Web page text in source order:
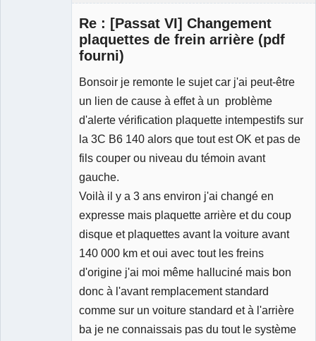
Re : [Passat VI] Changement
plaquettes de frein arrière (pdf
fourni)
Bonsoir je remonte le sujet car j'ai peut-être
un lien de cause à effet à un problème
d'alerte vérification plaquette intempestifs sur
la 3C B6 140 alors que tout est OK et pas de
fils couper ou niveau du témoin avant
gauche.
Voilà il y a 3 ans environ j'ai changé en
expresse mais plaquette arrière et du coup
disque et plaquettes avant la voiture avant
140 000 km et oui avec tout les freins
d'origine j'ai moi même halluciné mais bon
donc à l'avant remplacement standard
comme sur un voiture standard et à l'arrière
ba je ne connaissais pas du tout le système